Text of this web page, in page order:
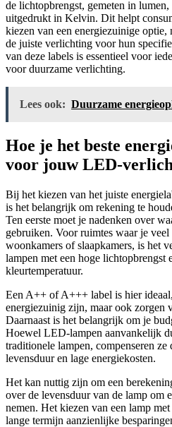
de lichtopbrengst, gemeten in
uitgedrukt in Kelvin. Dit helpt
kiezen van een energiezuinige optie,
de juiste verlichting voor hun
van deze labels is essentieel voor
voor duurzame verlichting.
Lees ook: Duurzame
Hoe je het beste
voor jouw LED-
Bij het kiezen van het juiste
is het belangrijk om rekening te
Ten eerste moet je nadenken over
gebruiken. Voor ruimtes waar je
woonkamers of slaapkamers, is het
lampen met een hoge lichtopbrengst
kleurtemperatuur.
Een A++ of A+++ label is hier
energiezuinig zijn, maar ook zorgen
Daarnaast is het belangrijk om je
Hoewel LED-lampen aanvankelijk
traditionele lampen, compenseren
levensduur en lage energiekosten.
Het kan nuttig zijn om een
over de levensduur van de lamp om
nemen. Het kiezen van een lamp
lange termijn aanzienlijke